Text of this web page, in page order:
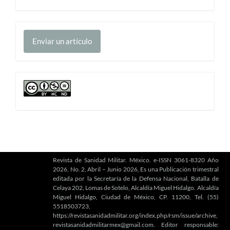
Enviar
unEnviar un artículo
cc
Revista de Sanidad Militar. México. e-ISSN 3061-8320 Año
2026, No. 2, Abril – Junio 2026, Es una Publicación trimestral
editada por la Secretaría de la Defensa Nacional, Batalla de
Celaya 202, Lomas de Sotelo, Alcaldía Miguel Hidalgo. Alcaldía
Miguel Hidalgo, Ciudad de México, CP. 11200, Tel. (55)
5518503723,
https://revistasanidadmilitar.org/index.php/rsm/issue/archive,
revistasanidadmilitarmex@gmail.com. Editor responsable: